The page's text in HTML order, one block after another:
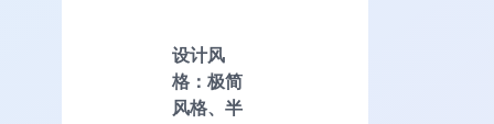
设计风
格：极简
风格、半